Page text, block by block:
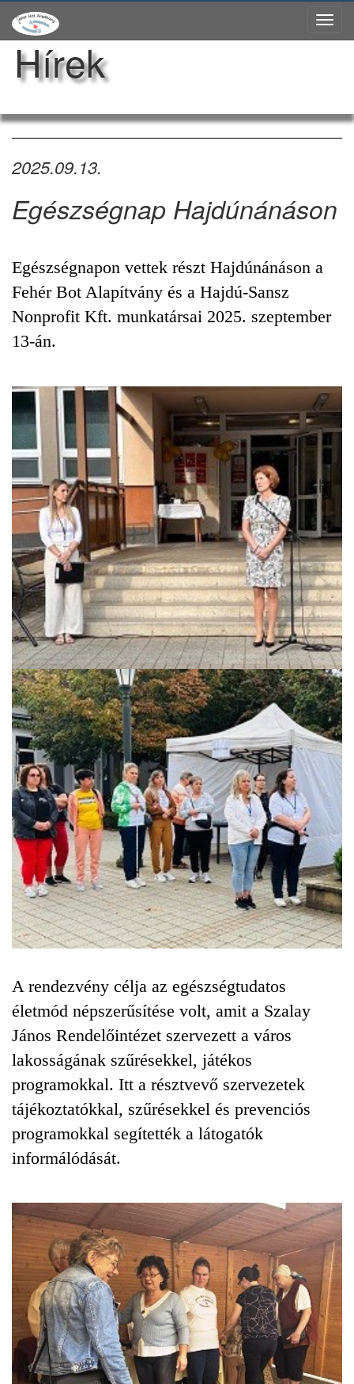
Hírek
2025.09.13.
Egészségnap Hajdúnánáson
Egészségnapon vettek részt Hajdúnánáson a
Fehér Bot Alapítvány és a Hajdú-Sansz
Nonprofit Kft. munkatársai 2025. szeptember
13-án.
A rendezvény célja az egészségtudatos
életmód népszerűsítése volt, amit a Szalay
János Rendelőintézet szervezett a város
lakosságának szűrésekkel, játékos
programokkal. Itt a résztvevő szervezetek
tájékoztatókkal, szűrésekkel és prevenciós
programokkal segítették a látogatók
informálódását.